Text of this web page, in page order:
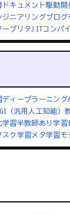
ドキュメント駆動開
ジニアリングプログ
ープリタ JITコンパ
ディープラーニング
（汎用人工知能）
学習半教師あり学習
スク学習メタ学習モ